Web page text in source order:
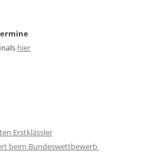
hier
Erstklässler
beim Bundeswettbewerb